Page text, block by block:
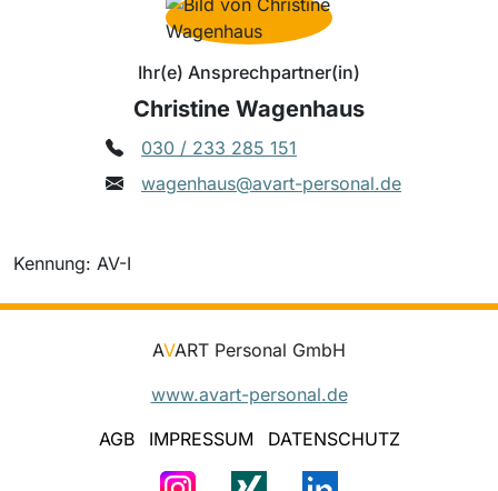
Ihr(e) Ansprechpartner(in)
Christine Wagenhaus
030 / 233 285 151
wagenhaus@avart-personal.de
Kennung: AV-I
AVART Personal GmbH
www.avart-personal.de
AGB
IMPRESSUM DATENSCHUTZ